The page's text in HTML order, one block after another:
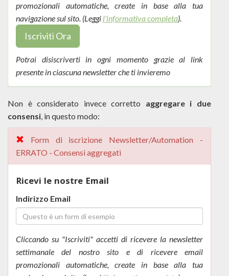
promozionali automatiche, create in base alla tua
navigazione sul sito. (Leggi l'informativa completa).
Iscriviti Ora
Potrai disiscriverti in ogni momento grazie al link
presente in ciascuna newsletter che ti invieremo
Non è considerato invece corretto aggregare i due
consensi, in questo modo:
Form di iscrizione Newsletter/Automation -
ERRATO - Consensi aggregati
Ricevi le nostre Email
Indirizzo Email
Cliccando su "Iscriviti" accetti di ricevere la newsletter
settimanale del nostro sito e di ricevere email
promozionali automatiche, create in base alla tua